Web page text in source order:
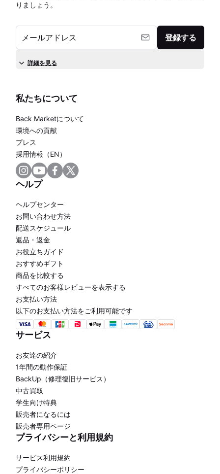
りましょう。
メールアドレス 登録する
詳細を見る
私たちについて
Back Marketについて
環境への貢献
プレス
採用情報（EN）
ヘルプ
ヘルプセンター
お問い合わせ方法
配送スケジュール
返品・返金
お役立ちガイド
おすすめギフト
商品を比較する
すべてのお客様レビューを表示する
お支払い方法
以下のお支払い方法をご利用可能です
サービス
お友達の紹介
1年間の動作保証
BackUp（修理復旧サービス）
中古買取
学生向け特典
販売者になるには
販売者専用ページ
プライバシーと利用規約
サービス利用規約
プライバシーポリシー